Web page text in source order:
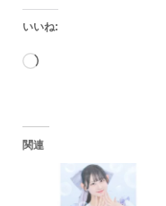
いいね:
読
込
関連